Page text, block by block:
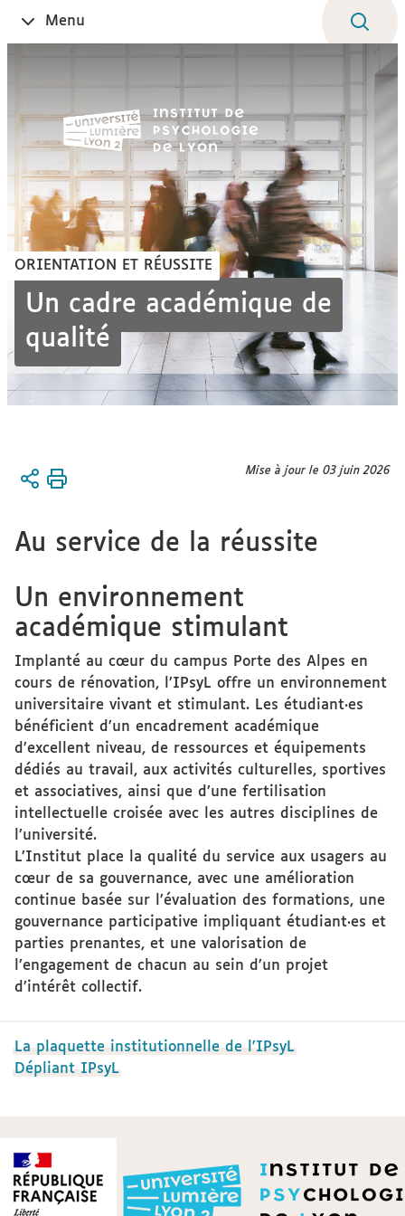
Ouvrir
le
Menu
ORIENTATION ET RÉUSSITE
Un cadre académique de
qualité
Vous
Accueil
de l'IPsyL
de qualité
Mise à jour le 03 juin 2026
Au service de la réussite
Un environnement
académique stimulant
Implanté au cœur du campus Porte des Alpes en
cours de rénovation, l’IPsyL offre un environnement
universitaire vivant et stimulant. Les étudiant·es
bénéficient d’un encadrement académique
d’excellent niveau, de ressources et équipements
dédiés au travail, aux activités culturelles, sportives
et associatives, ainsi que d’une fertilisation
intellectuelle croisée avec les autres disciplines de
l’université.
L’Institut place la qualité du service aux usagers au
cœur de sa gouvernance, avec une amélioration
continue basée sur l’évaluation des formations, une
gouvernance participative impliquant étudiant·es et
parties prenantes, et une valorisation de
l’engagement de chacun au sein d’un projet
d’intérêt collectif.
La plaquette institutionnelle de l'IPsyL
Dépliant IPsyL